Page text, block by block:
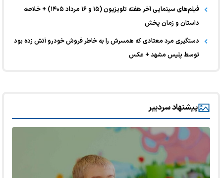
فیلم‌های سینمایی آخر هفته تلویزیون (۱۵ و ۱۶ مرداد ۱۴۰۵) + خلاصه
داستان و زمان پخش
دستگیری مرد معتادی که همسرش را به خاطر فروش خودرو آتش زده بود
توسط پلیس مشهد + عکس
پیشنهاد سردبیر